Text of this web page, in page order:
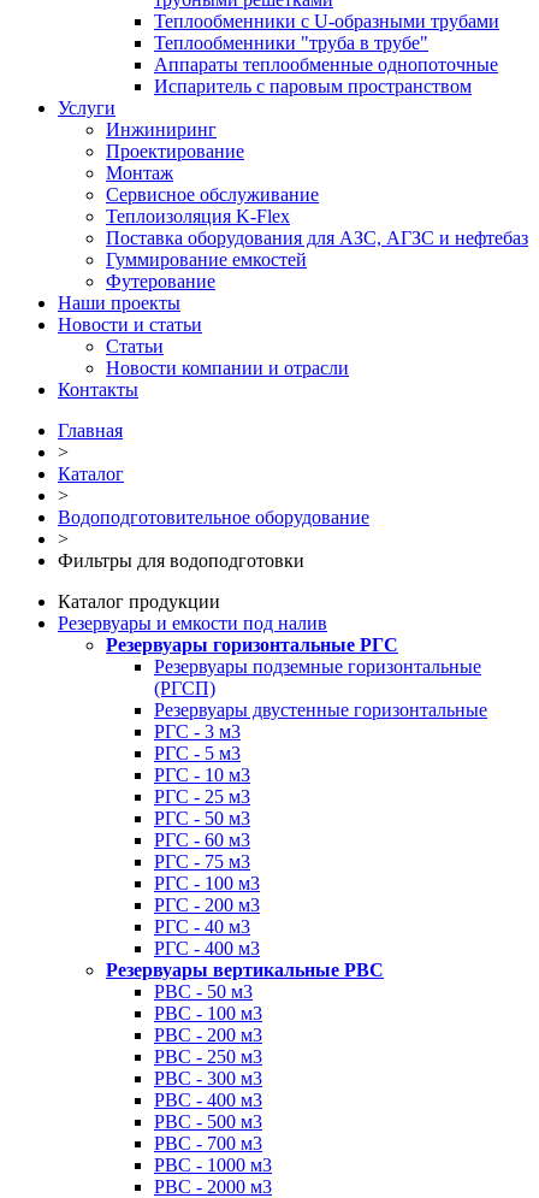
Теплообменники с U-образными трубами
Теплообменники "труба в трубе"
Аппараты теплообменные однопоточные
Испаритель с паровым пространством
Услуги
Инжиниринг
Проектирование
Монтаж
Сервисное обслуживание
Теплоизоляция K-Flex
Поставка оборудования для АЗС, АГЗС и нефтебаз
Гуммирование емкостей
Футерование
Наши проекты
Новости и статьи
Статьи
Новости компании и отрасли
Контакты
Главная
>
Каталог
>
Водоподготовительное оборудование
>
Фильтры для водоподготовки
Каталог продукции
Резервуары и емкости под налив
Резервуары горизонтальные РГС
Резервуары подземные горизонтальные
(РГСП)
Резервуары двустенные горизонтальные
РГС - 3 м3
РГС - 5 м3
РГС - 10 м3
РГС - 25 м3
РГС - 50 м3
РГС - 60 м3
РГС - 75 м3
РГС - 100 м3
РГС - 200 м3
РГС - 40 м3
РГС - 400 м3
Резервуары вертикальные РВС
РВС - 50 м3
РВС - 100 м3
РВС - 200 м3
РВС - 250 м3
РВС - 300 м3
РВС - 400 м3
РВС - 500 м3
РВС - 700 м3
РВС - 1000 м3
РВС - 2000 м3